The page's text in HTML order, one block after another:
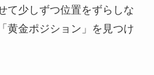
て少しずつ位置をずらしな
黄金ポジション」を見つけ